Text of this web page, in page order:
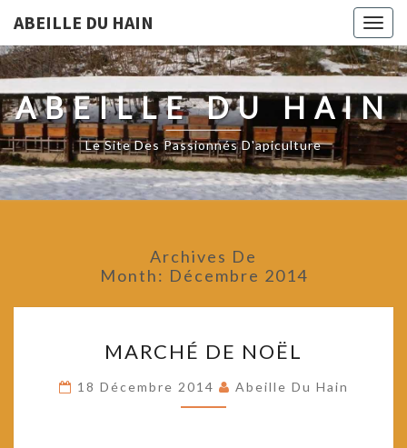
ABEILLE DU HAIN
ABEILLE DU HAIN
Le Site Des Passionnés D'apiculture
Archives De
Month: Décembre 2014
DE
NOËL
MARCHÉ DE NOËL
18 Décembre 2014 Abeille Du Hain